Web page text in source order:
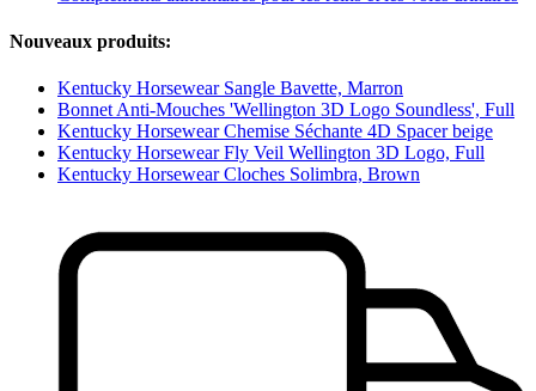
Nouveaux produits:
Kentucky Horsewear Sangle Bavette, Marron
Bonnet Anti-Mouches 'Wellington 3D Logo Soundless', Full
Kentucky Horsewear Chemise Séchante 4D Spacer beige
Kentucky Horsewear Fly Veil Wellington 3D Logo, Full
Kentucky Horsewear Cloches Solimbra, Brown